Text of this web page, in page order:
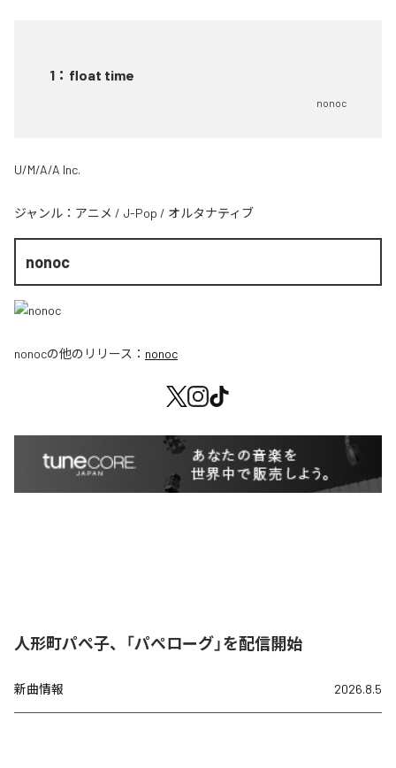
1 ： float time
nonoc
U/M/A/A Inc.
ジャンル： アニメ / J-Pop / オルタナティブ
nonoc
nonocの他のリリース： nonoc
人形町パぺ子、「パぺローグ」を配信開始
新曲情報 2026.8.5